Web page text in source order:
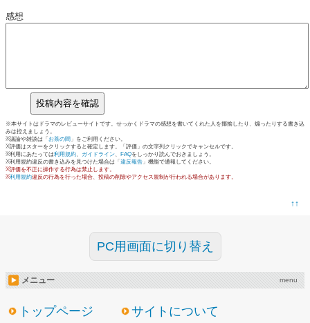
感想
※本サイトはドラマのレビューサイトです。せっかくドラマの感想を書いてくれた人を揶揄したり、煽ったりする書き込
みは控えましょう。
※議論や雑談は「 お茶の間 」をご利用ください。
※評価はスターをクリックすると確定します。「評価」の文字列クリックでキャンセルです。
※利用にあたっては利用規約、 ガイドライン、 FAQをしっかり読んでおきましょう。
※利用規約違反の書き込みを見つけた場合は「 違反報告 」機能で通報してください。
※評価を不正に操作する行為は禁止します。
※利用規約違反の行為を行った場合、投稿の削除やアクセス規制が行われる場合があります。
↑↑
PC用画面に切り替え
メニュー menu
トップページ
サイトについて